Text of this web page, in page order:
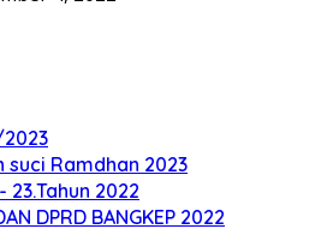
2023
suci Ramdhan 2023
2022
DPRD BANGKEP 2022